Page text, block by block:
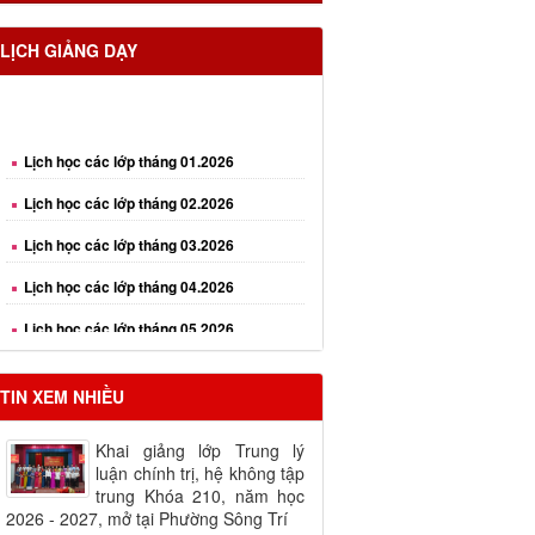
LỊCH GIẢNG DẠY
Lịch học các lớp tháng 02.2026
Lịch học các lớp tháng 03.2026
Lịch học các lớp tháng 04.2026
Lịch học các lớp tháng 05.2026
Lịch học các lớp tháng 06.2026
Lịch học các lớp tháng 08.2026
TIN XEM NHIỀU
Khai giảng lớp Trung lý
luận chính trị, hệ không tập
trung Khóa 210, năm học
2026 - 2027, mở tại Phường Sông Trí